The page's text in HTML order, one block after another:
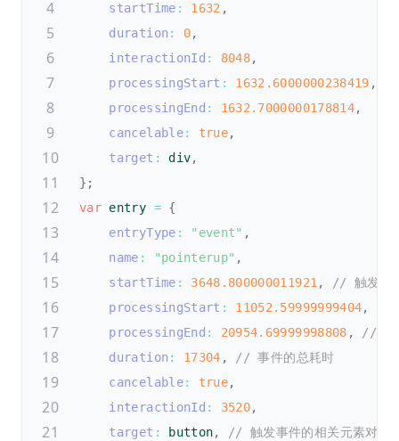
startTime : 1632 ,
duration : 0,
interactionId : 8048,
processingStart : 1632.6000000238419 ,
processingEnd : 1632.7000000178814,
cancelable: true,
target : div,
} ;
var entry = {
entryType : "event" ,
name : "pointerup" ,
startTime : 3648.800000011921,
// 触发开
processingStart : 11052.59999999404,
processingEnd : 20954.69999998808 ,
// 响
duration : 17304 ,
// 事件的总耗时
cancelable: true,
interactionId : 3520,
target : button,
// 触发事件的相关元素对象